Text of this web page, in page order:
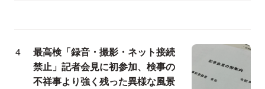
最高検「録音・撮影・ネット接続
禁止」記者会見に初参加、検事の
不祥事より強く残った異様な風景